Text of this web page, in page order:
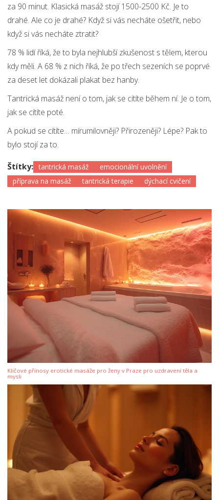
za 90 minut. Klasická masáž stojí 1500-2500 Kč. Je to
drahé. Ale co je drahé? Když si vás necháte ošetřit, nebo
když si vás necháte ztratit?
78 % lidí říká, že to byla nejhlubší zkušenost s tělem, kterou
kdy měli. A 68 % z nich říká, že po třech sezeních se poprvé
za deset let dokázali plakat bez hanby.
Tantrická masáž není o tom, jak se cítíte během ní. Je o tom,
jak se cítíte poté.
A pokud se cítíte… mírumilovněji? Přirozeněji? Lépe? Pak to
bylo stojí za to.
Štítky: tantrická masáž
emocionální uvolnění
příprava na masáž
tantrická terapie dýchací cvičení
Klíčové přínosy erotické masáže pro ženy v Praze pro uzdravení těla a
mysli